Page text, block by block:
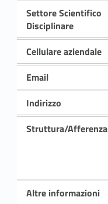
Settore Scientifico
Disciplinare
Cellulare aziendale
Email
Indirizzo
Struttura/Afferenza
Altre informazioni